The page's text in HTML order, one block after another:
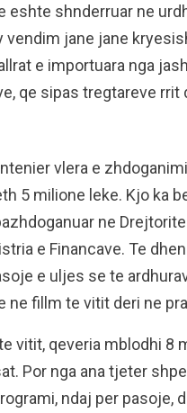
eshte shnderruar ne
vendim jane jane
e importuara nga
qe sipas tregtareve
vlera e
5 milione leke. Kjo ka
ne
e Financave. Te
e uljes se te
ne fillm te vitit deri ne
vitit, qeveria mblodhi 8
Por nga ana tjeter
ndaj per pasoje,